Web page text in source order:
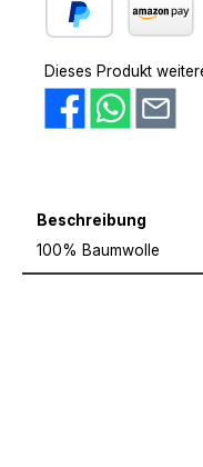
Dieses Produkt
Beschreibung
100% Baumwolle